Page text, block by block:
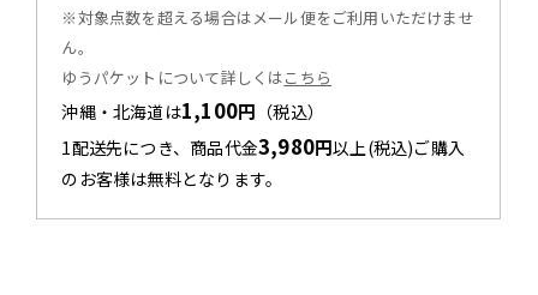
※対象点数を超える場合はメール便をご利用いただけませ
ん。
ゆうパケットについて詳しくはこちら
沖縄・北海道は1,100円 （税込）
1配送先につき、商品代金3,980円以上(税込)ご購入
のお客様は無料となります。